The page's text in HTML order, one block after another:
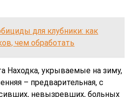
для клубники: как
чем обработать
Находка, укрываемые на зиму,
– предварительная, с
невызревших, больных